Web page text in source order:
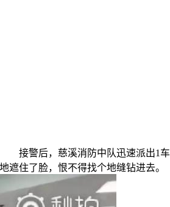
接警后，慈溪消防中队迅速派出1
遮住了脸，恨不得找个地缝钻进去。